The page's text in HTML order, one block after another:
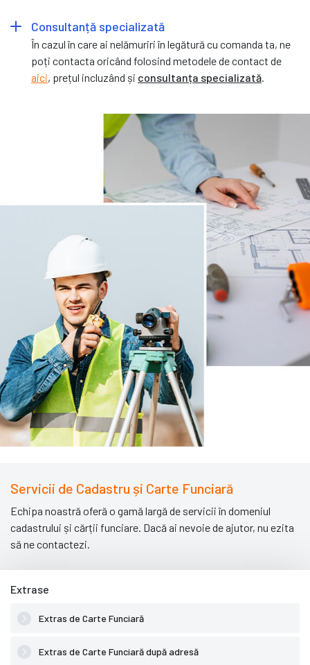
Consultanță specializată
În cazul în care ai nelămuriri în legătură cu comanda ta, ne
poți contacta oricând folosind metodele de contact de
aici, prețul incluzând și consultanța specializată.
Servicii de Cadastru și Carte Funciară
Echipa noastră oferă o gamă largă de servicii în domeniul
cadastrului și cărții funciare. Dacă ai nevoie de ajutor, nu ezita
să ne contactezi.
Extrase
Extras de Carte Funciară
Extras de Carte Funciară după adresă